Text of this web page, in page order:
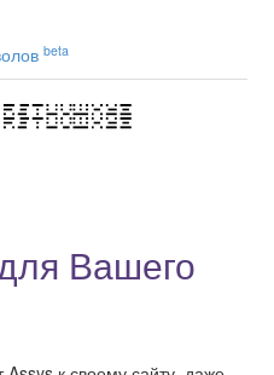
beta
Вашего